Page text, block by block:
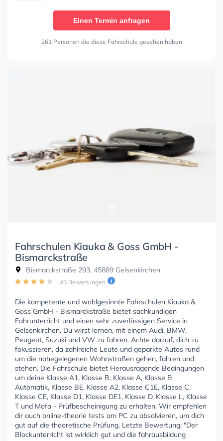
Einen Termin anfragen
261 Personen die diese Fahrschule gesehen haben
Fahrschulen Kiauka & Goss GmbH -
Bismarckstraße
Bismarckstraße 293, 45889 Gelsenkirchen
45 Bewertungen
Die kompetente und wohlgesinnte Fahrschulen Kiauka &
Goss GmbH - Bismarckstraße bietet sachkundigen
Fahrunterricht und einen sehr zuverlässigen Service in
Gelsenkirchen. Du wirst lernen, mit einem Audi, BMW,
Peugeot, Suzuki und VW zu fahren. Achte darauf, dich zu
fokussieren, da zahlreiche Leute und geparkte Autos rund
um die nahegelegenen Wohnstraßen gehen, fahren und
stehen. Die Fahrschule bietet Herausragende Bedingungen
um deine Klasse A1, Klasse B, Klasse A, Klasse B
Automatik, Klasse BE, Klasse A2, Klasse C1E, Klasse C,
Klasse CE, Klasse D1, Klasse DE1, Klasse D, Klasse L, Klasse
T und Mofa - Prüfbescheinigung zu erhalten. Wir empfehlen
dir auch online-theorie tests am PC zu absolvieren, um dich
gut auf die theoretische Prüfung. Letzte Bewertung: "Der
Blockunterricht ist wirklich gut und die fahrausbildung